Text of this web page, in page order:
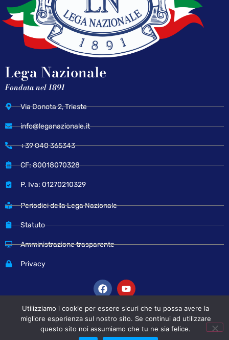
Lega Nazionale
Fondata nel 1891
Via Donota 2, Trieste
info@leganazionale.it
+39 040 365343
CF: 80018070328
P. Iva: 01270210329
Periodici della Lega Nazionale
Statuto
Amministrazione trasparente
Privacy
© Copyright 2024 Lega Nazionale
Utilizziamo i cookie per essere sicuri che tu possa avere la
migliore esperienza sul nostro sito. Se continui ad utilizzare
questo sito noi assumiamo che tu ne sia felice.